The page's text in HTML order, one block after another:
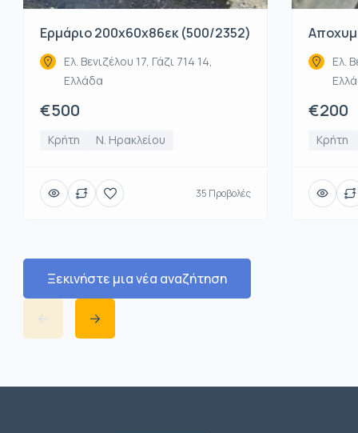
Ερμάριο 200x60x86εκ (500/2352)
Ελ. Βενιζέλου 17, Γάζι 714 14,
Ελλάδα
€500
Κρήτη Ν. Ηρακλείου
35 Προβολές
Ελ.
€200
Κρήτη
Ξεκινήστε μια νέα αναζήτηση